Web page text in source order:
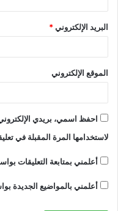
البريد الإلكتروني*
الموقع الإلكتروني
احفظ اسمي، بريدي
لاستخدامها المرة المقبلة في
أعلمني بمتابعة التعليقات
أعلمني بالمواضيع الجديدة